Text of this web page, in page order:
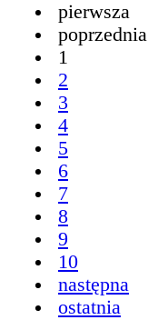
pierwsza
poprzednia
1
2
3
4
5
6
7
8
9
10
następna
ostatnia